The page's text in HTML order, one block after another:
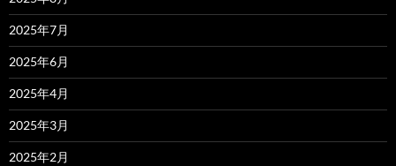
2025年7月
2025年6月
2025年4月
2025年3月
2025年2月